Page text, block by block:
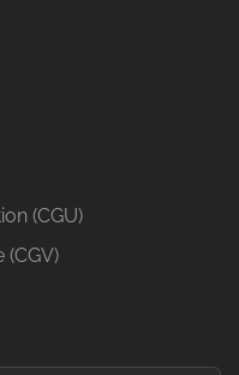
(CGU)
(CGV)